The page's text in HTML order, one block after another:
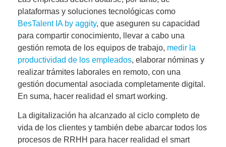
plataformas y soluciones tecnológicas como
BesTalent IA by aggity, que aseguren su capacidad
para compartir conocimiento, llevar a cabo una
gestión remota de los equipos de trabajo, medir la
productividad de los empleados, elaborar nóminas y
realizar trámites laborales en remoto, con una
gestión documental asociada completamente digital .
En suma, hacer realidad el smart working.
La digitalización ha alcanzado al ciclo completo de
vida de los clientes y también debe abarcar todos los
procesos de RRHH para hacer realidad el smart